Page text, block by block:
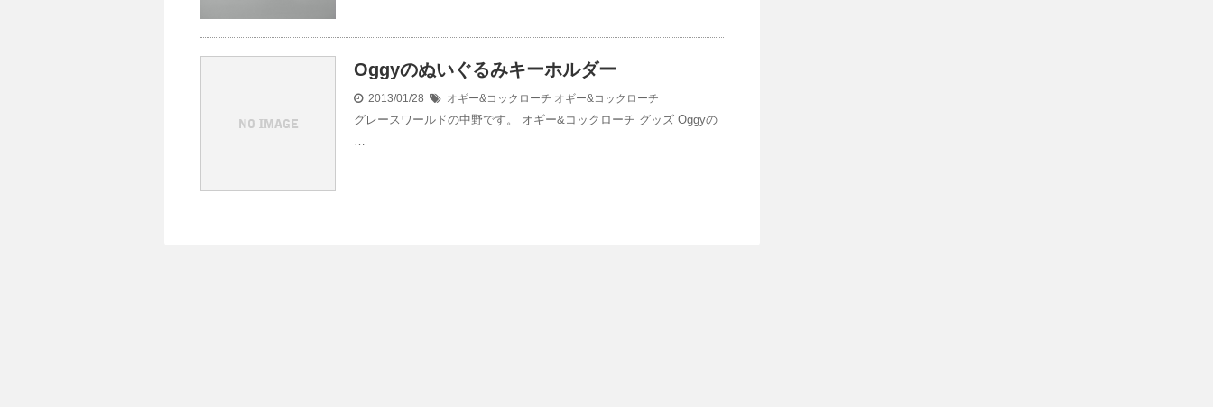
Oggyのぬいぐるみキーホルダー
2013/01/28 オギー&コックローチ オギー&コックローチ
グレースワールドの中野です。 オギー&コックローチ グッズ Oggyの